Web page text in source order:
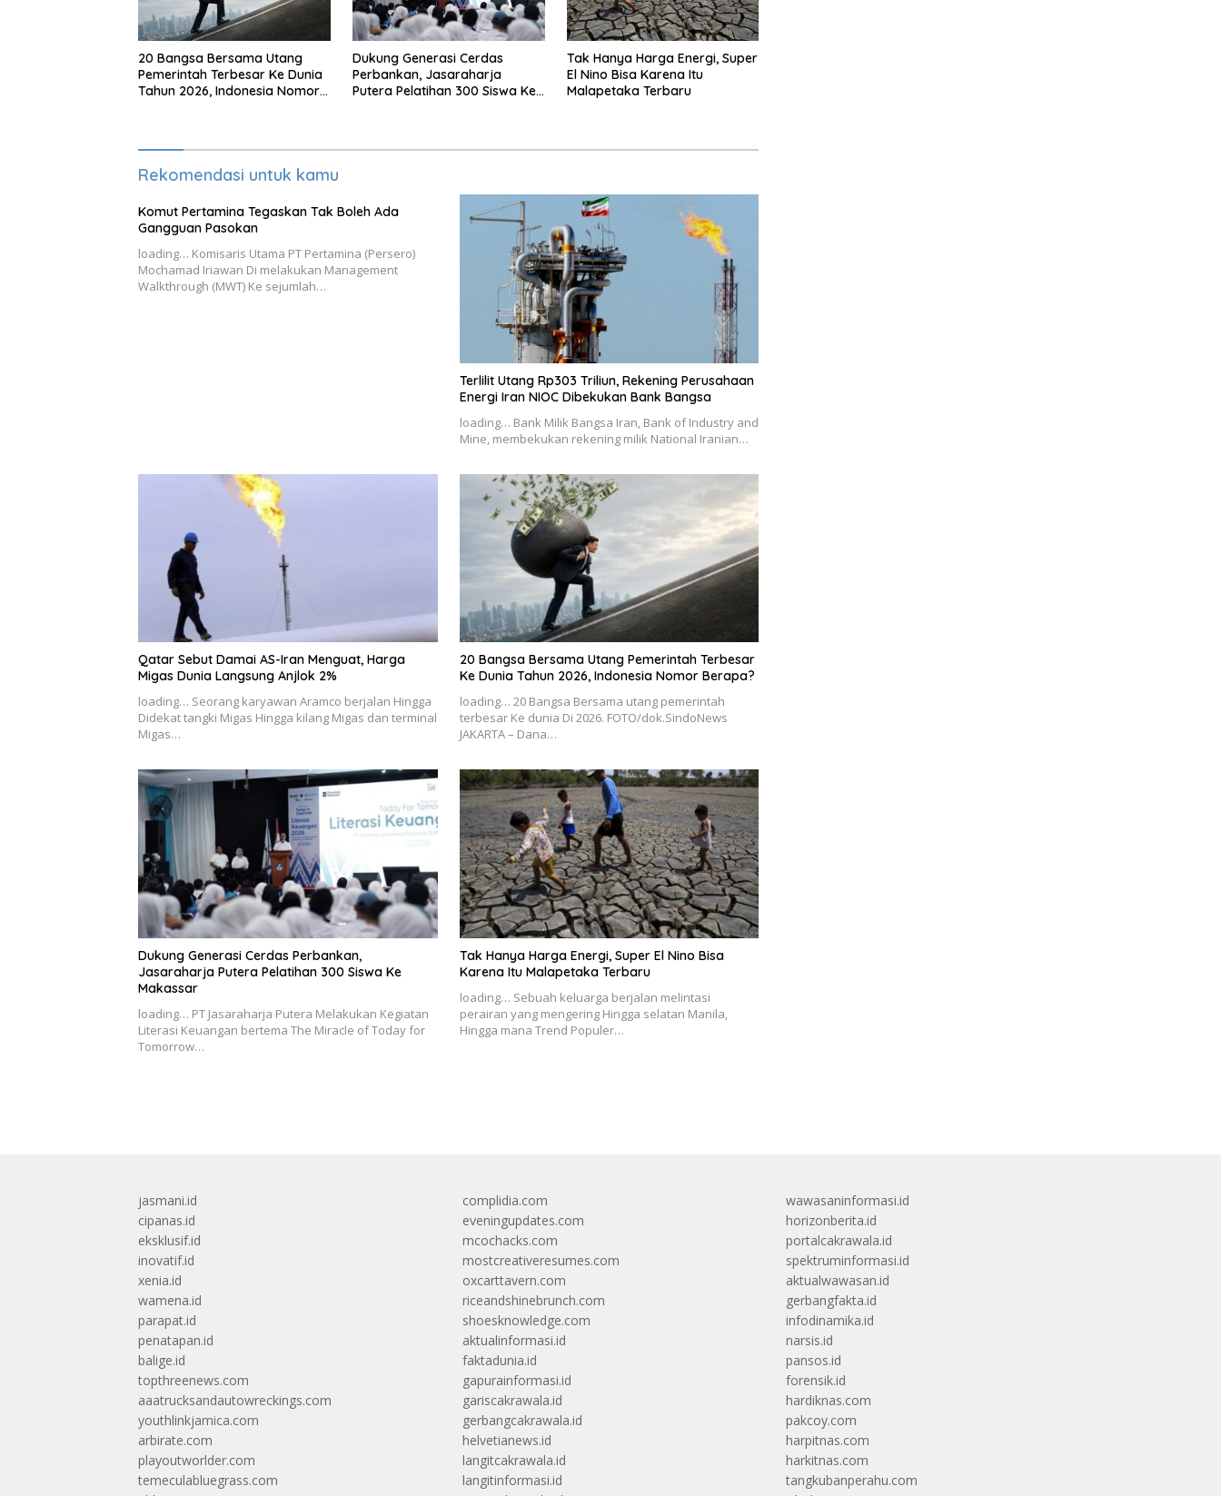
20 Bangsa Bersama Utang
Pemerintah Terbesar Ke Dunia
Tahun 2026, Indonesia Nomor
Dukung Generasi Cerdas
Perbankan, Jasaraharja
Putera Pelatihan 300 Siswa Ke
Tak Hanya Harga Energi, Super
El Nino Bisa Karena Itu
Malapetaka Terbaru
Rekomendasi untuk kamu
Komut Pertamina Tegaskan Tak Boleh Ada
Gangguan Pasokan
loading… Komisaris Utama PT Pertamina (Persero)
Mochamad Iriawan Di melakukan Management
Walkthrough (MWT) Ke sejumlah…
Terlilit Utang Rp303 Triliun, Rekening Perusahaan
Energi Iran NIOC Dibekukan Bank Bangsa
loading… Bank Milik Bangsa Iran, Bank of Industry and
Mine, membekukan rekening milik National Iranian…
Qatar Sebut Damai AS-Iran Menguat, Harga
Migas Dunia Langsung Anjlok 2%
loading… Seorang karyawan Aramco berjalan Hingga
Didekat tangki Migas Hingga kilang Migas dan terminal
Migas…
20 Bangsa Bersama Utang Pemerintah Terbesar
Ke Dunia Tahun 2026, Indonesia Nomor Berapa?
loading… 20 Bangsa Bersama utang pemerintah
terbesar Ke dunia Di 2026. FOTO/dok.SindoNews
JAKARTA – Dana…
Dukung Generasi Cerdas Perbankan,
Jasaraharja Putera Pelatihan 300 Siswa Ke
Makassar
loading… PT Jasaraharja Putera Melakukan Kegiatan
Literasi Keuangan bertema The Miracle of Today for
Tomorrow…
Tak Hanya Harga Energi, Super El Nino Bisa
Karena Itu Malapetaka Terbaru
loading… Sebuah keluarga berjalan melintasi
perairan yang mengering Hingga selatan Manila,
Hingga mana Trend Populer…
jasmani.id
cipanas.id
eksklusif.id
inovatif.id
xenia.id
wamena.id
parapat.id
penatapan.id
balige.id
topthreenews.com
aaatrucksandautowreckings.com
youthlinkjamica.com
arbirate.com
playoutworlder.com
temeculabluegrass.com
complidia.com
eveningupdates.com
mcochacks.com
mostcreativeresumes.com
oxcarttavern.com
riceandshinebrunch.com
shoesknowledge.com
aktualinformasi.id
faktadunia.id
gapurainformasi.id
gariscakrawala.id
gerbangcakrawala.id
helvetianews.id
langitcakrawala.id
langitinformasi.id
wawasaninformasi.id
horizonberita.id
portalcakrawala.id
spektruminformasi.id
aktualwawasan.id
gerbangfakta.id
infodinamika.id
narsis.id
pansos.id
forensik.id
hardiknas.com
pakcoy.com
harpitnas.com
harkitnas.com
tangkubanperahu.com